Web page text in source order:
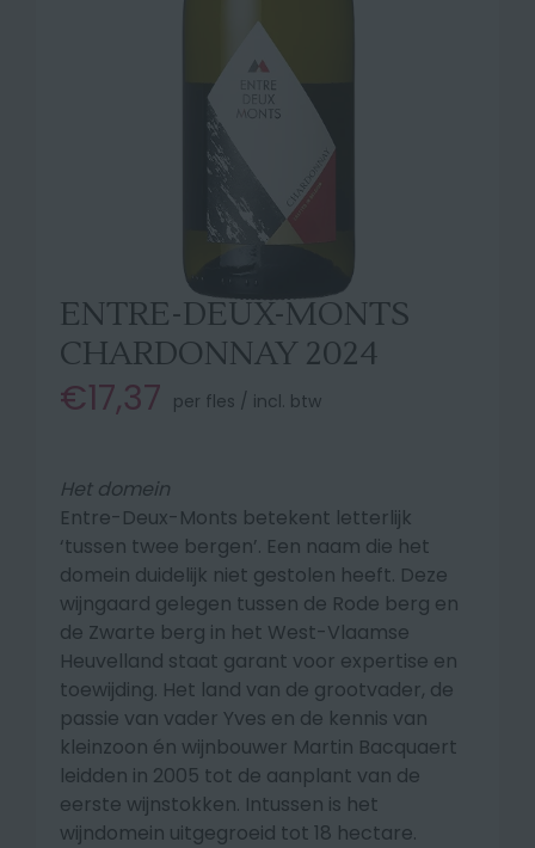
ENTRE-DEUX-MONTS
CHARDONNAY 2024
€17,37 per fles / incl. btw
Het domein
Entre-Deux-Monts betekent letterlijk
‘tussen twee bergen’. Een naam die het
domein duidelijk niet gestolen heeft. Deze
wijngaard gelegen tussen de Rode berg en
de Zwarte berg in het West-Vlaamse
Heuvelland staat garant voor expertise en
toewijding. Het land van de grootvader, de
passie van vader Yves en de kennis van
kleinzoon én wijnbouwer Martin Bacquaert
leidden in 2005 tot de aanplant van de
eerste wijnstokken. Intussen is het
wijndomein uitgegroeid tot 18 hectare.